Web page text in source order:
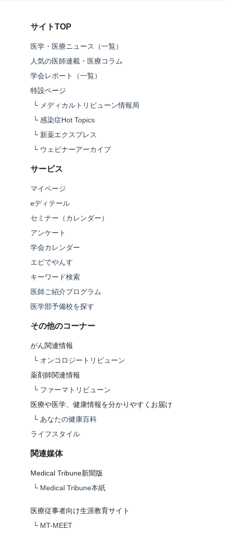
サイトTOP
医学・医療ニュース（一覧）
人気の医師連載・医療コラム
学会レポート（一覧）
特設ページ
└ メディカルトリビューン情報局
└ 感染症Hot Topics
└ 新薬エクスプレス
└ ウェビナーアーカイブ
サービス
マイページ
eディテール
セミナー（カレンダー）
アンケート
学会カレンダー
エビでやんす
キーワード検索
医師ご紹介プログラム
医学部予備校を探す
その他のコーナー
がん関連情報
└ オンコロジートリビューン
薬剤師関連情報
└ ファーマトリビューン
医療や医学、健康情報を分かりやすくお届け
└ あなたの健康百科
ライフスタイル
関連媒体
Medical Tribune新聞版
└ Medical Tribune本紙
医療従事者向け生涯教育サイト
└ MT-MEET